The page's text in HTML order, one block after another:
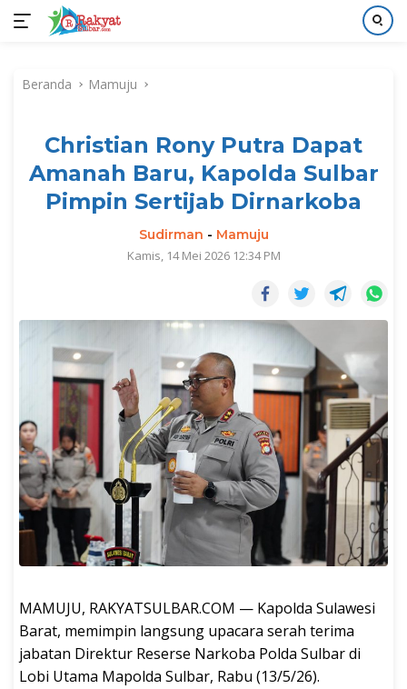
kontenBeranda Mamuju
Christian Rony Putra Dapat
Amanah Baru, Kapolda Sulbar
Pimpin Sertijab Dirnarkoba
Sudirman - Mamuju
Kamis, 14 Mei 2026 12:34 PM
MAMUJU, RAKYATSULBAR.COM — Kapolda Sulawesi
Barat, memimpin langsung upacara serah terima
jabatan Direktur Reserse Narkoba Polda Sulbar di
Lobi Utama Mapolda Sulbar, Rabu (13/5/26).